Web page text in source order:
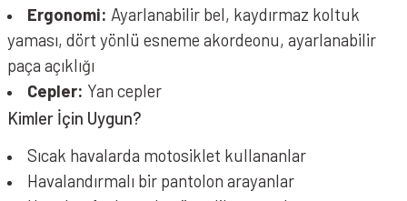
Ergonomi: Ayarlanabilir bel, kaydırmaz koltuk
yaması, dört yönlü esneme akordeonu, ayarlanabilir
paça açıklığı
Cepler: Yan cepler
Kimler İçin Uygun?
Sıcak havalarda motosiklet kullananlar
Havalandırmalı bir pantolon arayanlar